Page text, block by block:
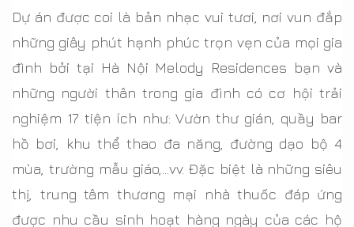
Dự án được coi là bản nhạc vui tươi, nơi vun đắp
những giây phút hạnh phúc trọn vẹn của mọi gia
đình bởi tại Hà Nội Melody Residences bạn và
những người thân trong gia đình có cơ hội trải
nghiệm 17 tiện ích như: Vườn thư gián, quầy bar
hồ bơi, khu thể thao đa năng, đường dạo bộ 4
mùa, trường mẫu giáo,...vv. Đặc biệt là những siêu
thị, trung tâm thương mại nhà thuốc đáp ứng
được nhu cầu sinh hoạt hàng ngày của các hộ